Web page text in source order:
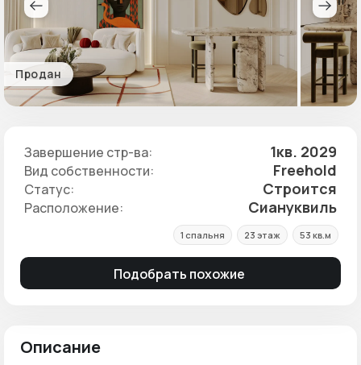
Продан
Завершение стр-ва: 1кв. 2029
Вид собственности: Freehold
Статус: Строится
Расположение: Сиануквиль
1 спальня 23 этаж 53 кв.м
Подобрать похожие
Описание